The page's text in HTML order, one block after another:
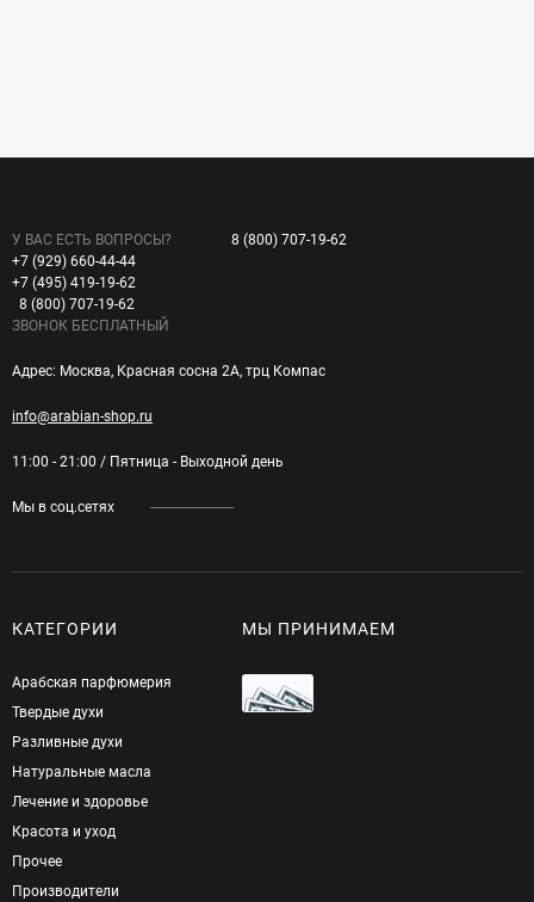
У ВАС ЕСТЬ ВОПРОСЫ?
+7 (929) 660-44-44
+7 (495) 419-19-62
8 (800) 707-19-62
ЗВОНОК БЕСПЛАТНЫЙ
8 (800) 707-19-62
Адрес: Москва, Красная сосна 2А, трц Компас
info@arabian-shop.ru
11:00 - 21:00 / Пятница - Выходной день
Мы в соц.сетях
КАТЕГОРИИ
Арабская парфюмерия
Твердые духи
Разливные духи
Натуральные масла
Лечение и здоровье
Красота и уход
Прочее
Производители
МЫ ПРИНИМАЕМ